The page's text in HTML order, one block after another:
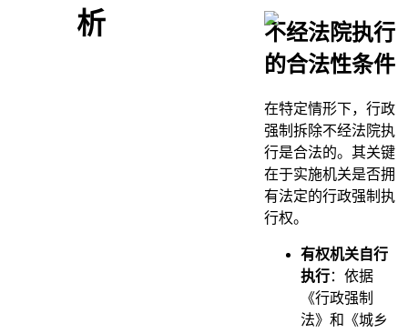
析
不经法院执行
的合法性条件
在特定情形下，行政
强制拆除不经法院执
行是合法的。其关键
在于实施机关是否拥
有法定的行政强制执
行权。
有权机关自行
执行：依据
《行政强制
法》和《城乡